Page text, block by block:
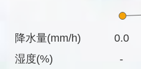
降水量(mm/h)
湿度(%)
0.0
-